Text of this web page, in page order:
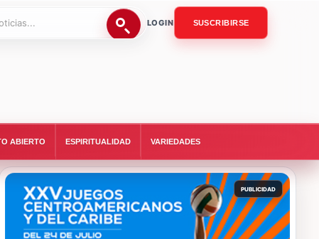
LOGIN SUSCRIBIRSE
ABIERTO ESPIRITUALIDAD VARIEDADES